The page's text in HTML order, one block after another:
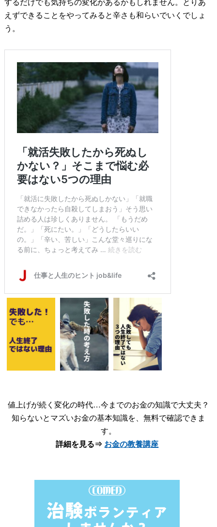
するだけでも気持ちの変化があるかもしれません。とりあ
えずできることをやってみると辛さも和らいでいくでしょ
う。
値上げが続く変化の時代…今までのお金の知識で大丈夫？
知らないとマズいお金の基本知識を、無料で確認できま
す。
詳細を見る⇒ お金の教養講座